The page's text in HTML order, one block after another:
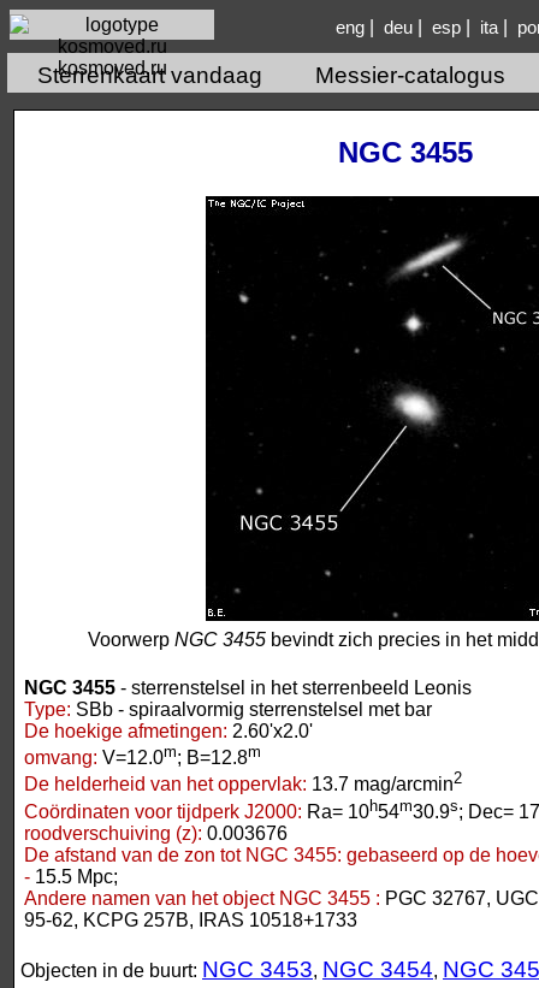
kosmoved.ru
eng| deu| esp| ita|
Sterrenkaart vandaag Messier-catalogus
NGC 3455
Voorwerp NGC 3455 bevindt zich precies in het
NGC 3455 - sterrenstelsel in het sterrenbeeld Leonis
Type: SBb - spiraalvormig sterrenstelsel met bar
De hoekige afmetingen: 2.60'x2.0'
omvang: V=12.0m; B=12.8m
De helderheid van het oppervlak: 13.7 mag/arcmin2
Coördinaten voor tijdperk J2000: Ra= 10h54m30.9s; Dec=
roodverschuiving (z): 0.003676
De afstand van de zon tot NGC 3455: gebaseerd op de
- 15.5 Mpc;
Andere namen van het object NGC 3455 : PGC 32767,
95-62, KCPG 257B, IRAS 10518+1733
Objecten in de buurt: NGC 3453, NGC 3454, NGC